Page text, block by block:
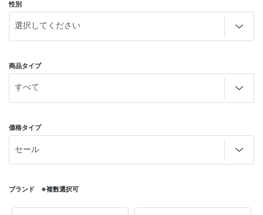
性別
商品タイプ
価格タイプ
ブランド ※複数選択可